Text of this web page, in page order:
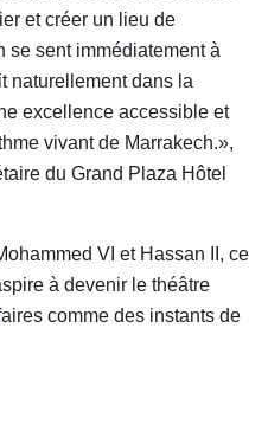
et créer un lieu de
se sent immédiatement à
naturellement dans la
excellence accessible et
vivant de Marrakech.»,
du Grand Plaza Hôtel
VI et Hassan II, ce
à devenir le théâtre
comme des instants de